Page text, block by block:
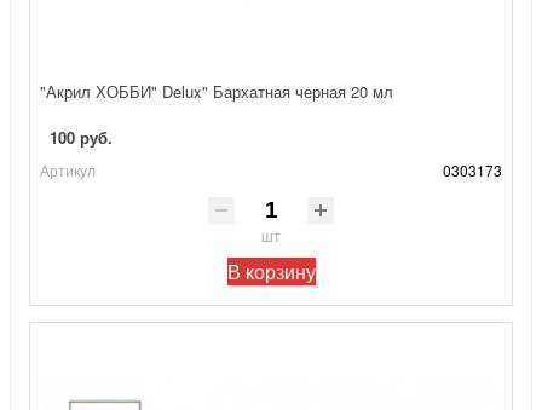
"Акрил ХОББИ" Delux" Бархатная черная 20 мл
100 руб.
Артикул 0303173
шт
В корзину